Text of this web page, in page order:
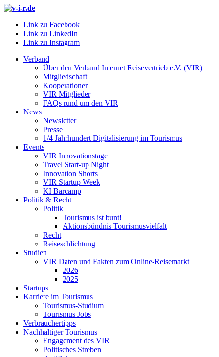
Link zu Facebook
Link zu LinkedIn
Link zu Instagram
Verband
Über den Verband Internet Reisevertrieb e.V. (VIR)
Mitgliedschaft
Kooperationen
VIR Mitglieder
FAQs rund um den VIR
News
Newsletter
Presse
1/4 Jahrhundert Digitalisierung im Tourismus
Events
VIR Innovationstage
Travel Start-up Night
Innovation Shorts
VIR Startup Week
KI Barcamp
Politik & Recht
Politik
Tourismus ist bunt!
Aktionsbündnis Tourismusvielfalt
Recht
Reiseschlichtung
Studien
VIR Daten und Fakten zum Online-Reisemarkt
2026
2025
Startups
Karriere im Tourismus
Tourismus-Studium
Tourismus Jobs
Verbrauchertipps
Nachhaltiger Tourismus
Engagement des VIR
Politisches Streben